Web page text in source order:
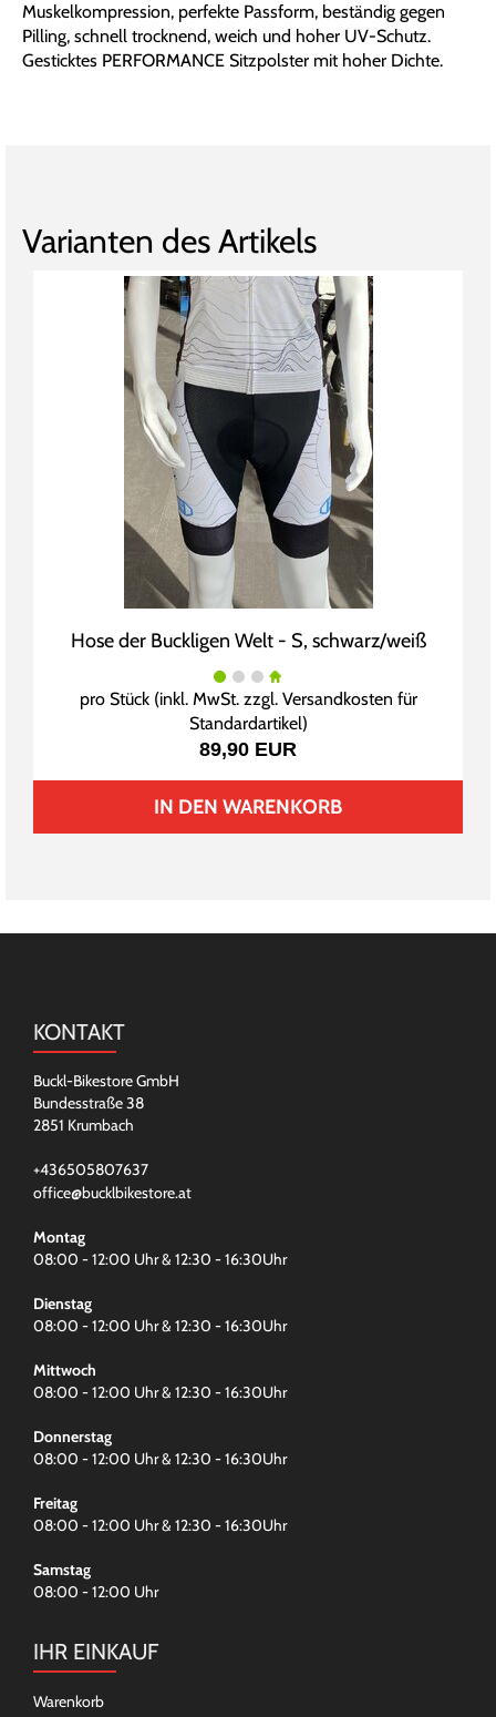
Muskelkompression, perfekte Passform, beständig gegen
Pilling, schnell trocknend, weich und hoher UV-Schutz.
Gesticktes PERFORMANCE Sitzpolster mit hoher Dichte.
Varianten des Artikels
Hose der Buckligen Welt - S, schwarz/weiß
pro Stück (inkl. MwSt. zzgl. Versandkosten für
Standardartikel)
89,90 EUR
IN DEN WARENKORB
KONTAKT
Buckl-Bikestore GmbH
Bundesstraße 38
2851 Krumbach
+436505807637
office@bucklbikestore.at
Montag
08:00 - 12:00 Uhr & 12:30 - 16:30Uhr
Dienstag
08:00 - 12:00 Uhr & 12:30 - 16:30Uhr
Mittwoch
08:00 - 12:00 Uhr & 12:30 - 16:30Uhr
Donnerstag
08:00 - 12:00 Uhr & 12:30 - 16:30Uhr
Freitag
08:00 - 12:00 Uhr & 12:30 - 16:30Uhr
Samstag
08:00 - 12:00 Uhr
IHR EINKAUF
Warenkorb